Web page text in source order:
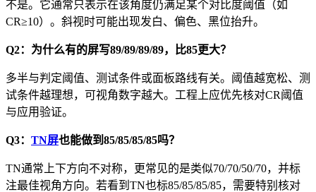
不是。它通常只表示在该角度仍满足某个对比度阈值（如
CR≥10）。斜视时可能出现发白、偏色、黑位抬升。
Q2：为什么有的屏写89/89/89/89，比85更大？
多半与判定阈值、测试条件或面板路线有关。阈值越宽松、测
试条件越理想，可视角数字越大。工程上应优先核对CR阈值
与应用验证。
Q3： TN屏也能做到85/85/85/85吗？
TN通常上下方向不对称，更常见的是类似70/70/50/70，并标
注最佳视角方向。若看到TN也标85/85/85/85，需要特别核对